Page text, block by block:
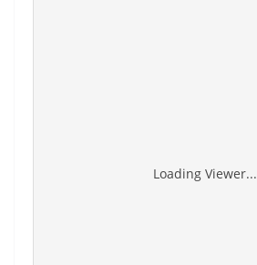
Loading Viewer...